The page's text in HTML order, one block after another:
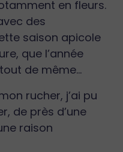
en fleurs.
des
saison apicole
que l’année
de même…
rucher, j’ai pu
de près d’une
raison